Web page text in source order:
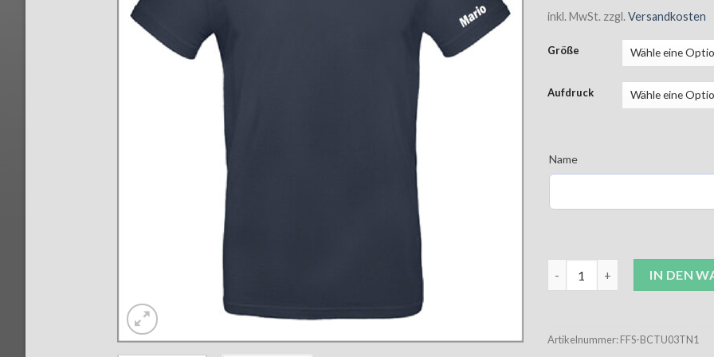
inkl. MwSt. zzgl. Versandkosten
Größe
Aufdruck
Name
IN DEN
Artikelnummer:FFS-BCTU03TN1